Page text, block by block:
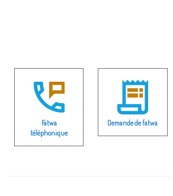
Fatwa
téléphonique
Demande de fatwa